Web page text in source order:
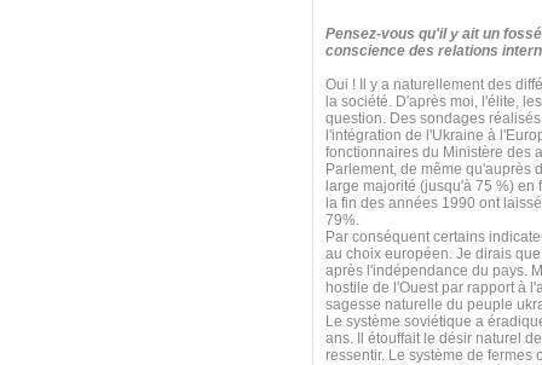
Pensez-vous qu'il y ait un
conscience des relations
Oui ! Il y a naturellement des
la société. D'après moi, l'élite,
question. Des sondages
l'intégration de l'Ukraine à
fonctionnaires du Ministère des
Parlement, de même qu'auprès
large majorité (jusqu'à 75 %)
la fin des années 1990 ont
79%.
Par conséquent certains
au choix européen. Je dirais
après l'indépendance du pays.
hostile de l'Ouest par rapport à
sagesse naturelle du peuple
Le système soviétique a
ans. Il étouffait le désir naturel
ressentir. Le système de